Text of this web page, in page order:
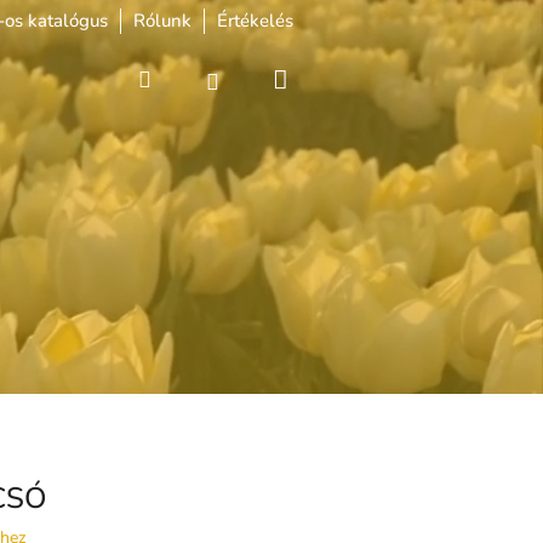
katalógus Rólunk Értékelés
KeresésBejelentkezés
Kosár